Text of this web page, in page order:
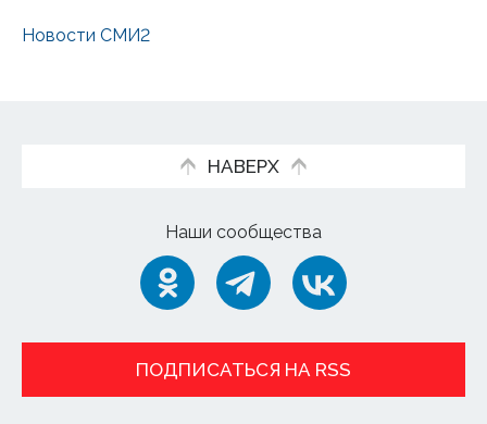
Новости СМИ2
НАВЕРХ
Наши сообщества
ПОДПИСАТЬСЯ НА RSS